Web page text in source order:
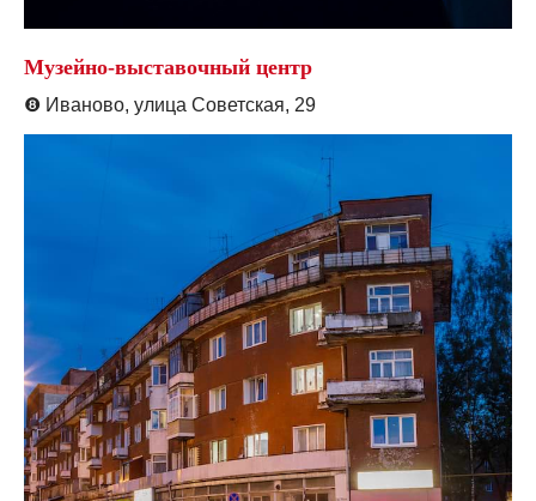
Музейно-выставочный центр
❽ Иваново, улица Советская, 29